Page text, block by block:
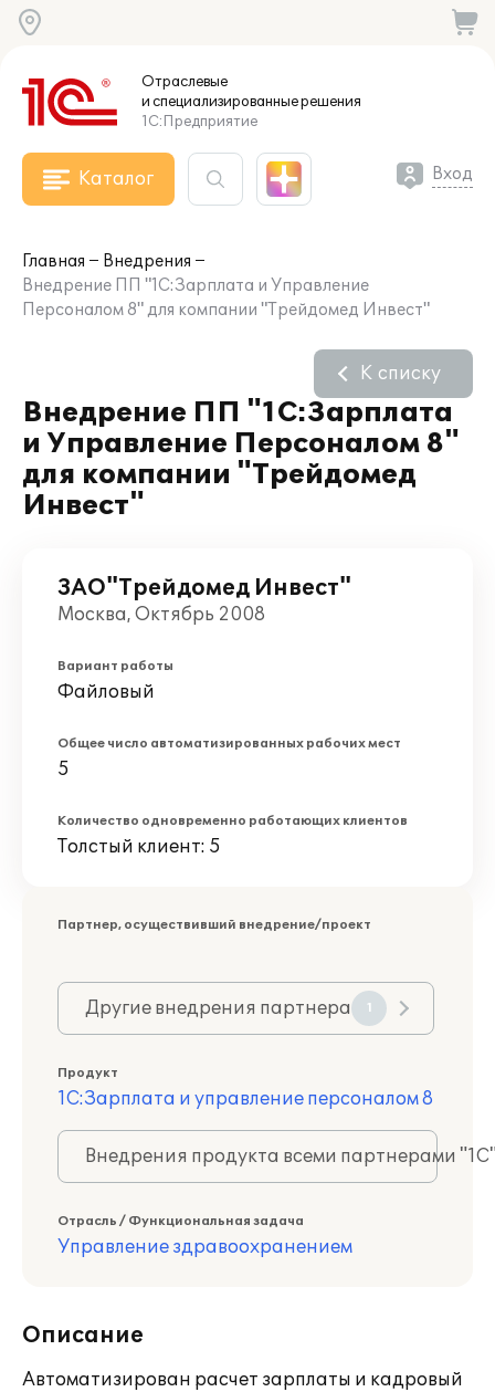
Отраслевые
и специализированныерешения
1С:Предприятие
Каталог Вход
Главная
Внедрения
Внедрение ПП "1С:Зарплата и Управление
Персоналом 8" для компании "Трейдомед Инвест"
Внедрение ПП "1С:Зарплата
и Управление Персоналом 8"
для компании "Трейдомед
Инвест"
К списку
ЗАО"Трейдомед Инвест"
Москва, Октябрь 2008
Вариант работы
Файловый
Общее число автоматизированных рабочих мест
5
Количество одновременно работающих клиентов
Толстый клиент: 5
Партнер, осуществивший внедрение/проект
Другие внедрения партнера 1
Продукт
1С:Зарплата и управление персоналом 8
Внедрения продукта всеми партнерами
Отрасль / Функциональная задача
Управление здравоохранением
Описание
Автоматизирован расчет зарплаты и кадровый